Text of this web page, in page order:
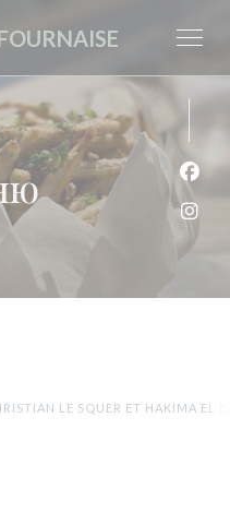
LE SQUER ET HAKIMA EL